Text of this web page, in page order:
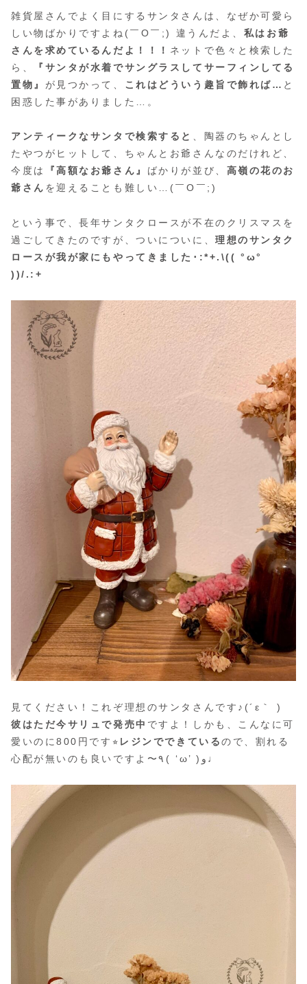
雑貨屋さんでよく目にするサンタさんは、なぜか可愛ら
しい物ばかりですよね(￣O￣;) 違うんだよ、 私はお爺
さんを求めているんだよ！！！ ネットで色々と検索した
ら、
『サンタが水着でサングラスしてサーフィンしてる
置物』 が見つかって、 これはどういう趣旨で飾れば… と
困惑した事がありました…。
アンティークなサンタで検索すると 、陶器のちゃんとし
たやつがヒットして、ちゃんとお爺さんなのだけれど、
今度は
『高額なお爺さん』 ばかりが並び、 高嶺の花のお
爺さん を迎えることも難しい…(￣O￣;)
という事で、長年サンタクロースが不在のクリスマスを
過ごしてきたのですが、ついについに、理想のサンタク
ロースが我が家にもやってきました･:*+.\(( °ω°
))/.:+
見てください！これぞ理想のサンタさんです♪(´ε｀ )
彼はただ今サリュで発売中 ですよ！しかも、こんなに可
愛いのに800円です⭐︎ レジンでできているので、割れる
心配が無いのも良いですよ〜٩( ‘ω’ )و♩